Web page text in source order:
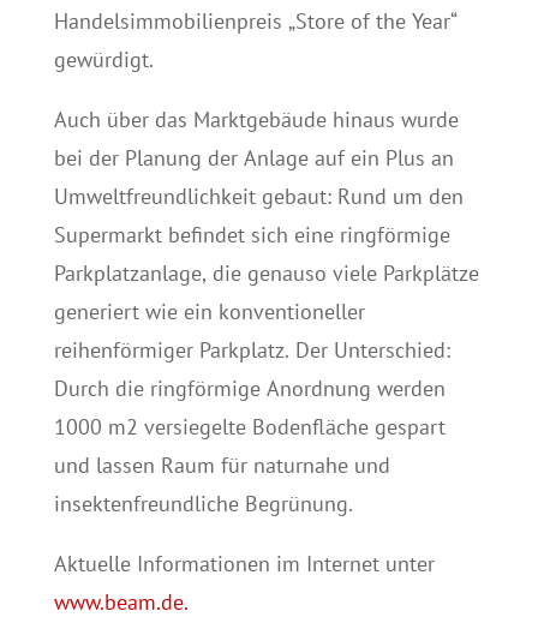
Handelsimmobilienpreis „Store of the Year“
gewürdigt.
Auch über das Marktgebäude hinaus wurde
bei der Planung der Anlage auf ein Plus an
Umweltfreundlichkeit gebaut: Rund um den
Supermarkt befindet sich eine ringförmige
Parkplatzanlage, die genauso viele Parkplätze
generiert wie ein konventioneller
reihenförmiger Parkplatz. Der Unterschied:
Durch die ringförmige Anordnung werden
1000 m2 versiegelte Bodenfläche gespart
und lassen Raum für naturnahe und
insektenfreundliche Begrünung.
Aktuelle Informationen im Internet unter
www.beam.de.